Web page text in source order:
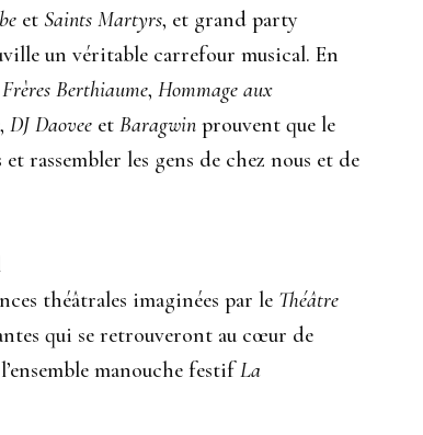
et Saints Martyrs, et grand party
un véritable carrefour musical. En
Berthiaume, Hommage aux
, DJ Daovee et Baragwin prouvent que le
rassembler les gens de chez nous et de
théâtrales imaginées par le Théâtre
qui se retrouveront au cœur de
manouche festifLa